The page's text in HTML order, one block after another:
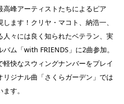
高峰アーティストたちによるピア
ます！クリヤ・マコト、納浩一、
人々には良く知られたベテラン、実
ム「with FRIENDS」に2曲参加。
軽快なスウィングナンバーをプレイ
リジナル曲「さくらガーデン」では
す。